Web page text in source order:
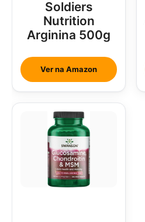
Soldiers
Nutrition
Arginina 500g
Ver na Amazon